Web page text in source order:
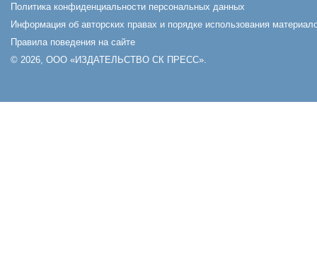
Политика конфиденциальности персональных данных
Информация об авторских правах и порядке использования
Правила поведения на сайте
© 2026, ООО «ИЗДАТЕЛЬСТВО СК ПРЕСС».